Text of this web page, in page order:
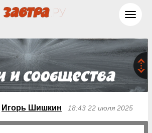
Игорь Шишкин 18:43 22 июля 2025